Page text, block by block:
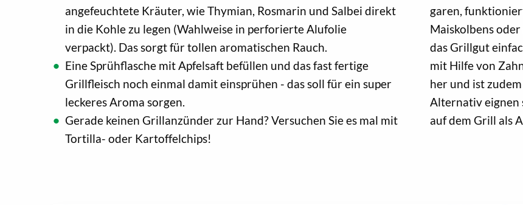
angefeuchtete Kräuter, wie Thymian, Rosmarin und Salbei direkt
in die Kohle zu legen (Wahlweise in perforierte Alufolie
verpackt). Das sorgt für tollen aromatischen Rauch.
Eine Sprühflasche mit Apfelsaft befüllen und das fast fertige
Grillfleisch noch einmal damit einsprühen - das soll für ein super
leckeres Aroma sorgen.
Gerade keinen Grillanzünder zur Hand? Versuchen Sie es mal mit
Tortilla- oder Kartoffelchips!
garen,
Maiskolbens
das Grillgut
mit Hilfe von
her und ist
Alternativ eignen
auf dem Grill als